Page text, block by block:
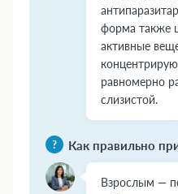
форма также
активные
равномерно
слизистой.
Как правильно
Взрослым —